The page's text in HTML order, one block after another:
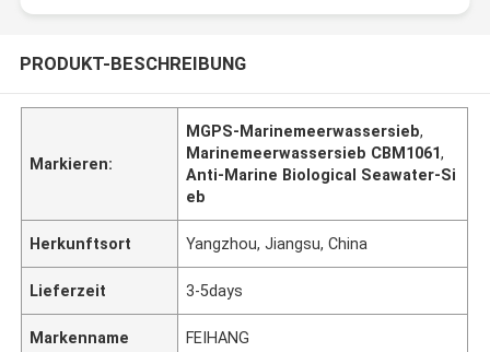
PRODUKT-BESCHREIBUNG
Markieren:
MGPS-Marinemeerwassersieb,
Marinemeerwassersieb CBM1061,
Anti-Marine Biological Seawater-Si
eb
Herkunftsort Yangzhou, Jiangsu, China
Lieferzeit 3-5days
Markenname FEIHANG